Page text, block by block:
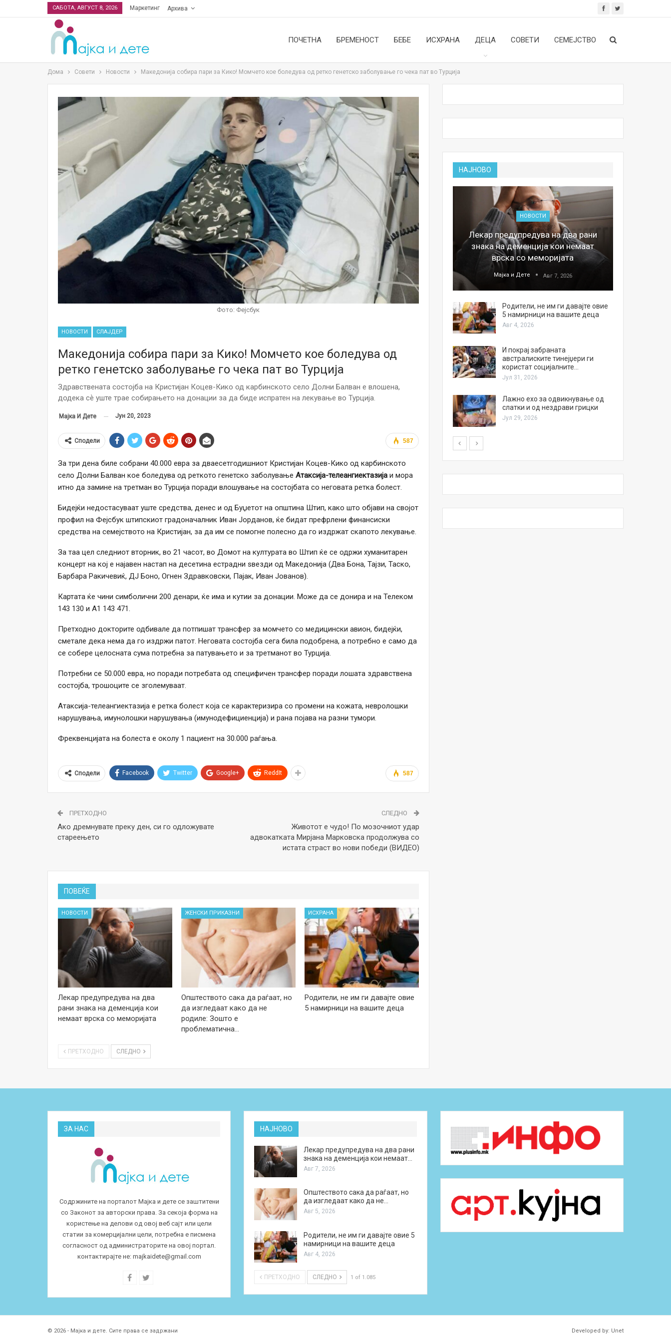
САБОТА, АВГУСТ 8, 2026 Маркетинг Архива
ПОЧЕТНА БРЕМЕНОСТ БЕБЕ ИСХРАНА ДЕЦА СОВЕТИ СЕМЕЈСТВО
Дома Совети Новости Македонија собира пари за Кико! Момчето кое боледува од ретко генетско заболување го чека пат во Турција
Фото: Фејсбук
НОВОСТИ СЛАЈДЕР
Македонија собира пари за Кико! Момчето кое боледува од
ретко генетско заболување го чека пат во Турција
Здравствената состојба на Кристијан Коцев-Кико од карбинското село Долни Балван е влошена,
додека сѐ уште трае собирањето на донации за да биде испратен на лекување во Турција.
Мајка И Дете Јун 20, 2023
587
Сподели
За три дена биле собрани 40.000 евра за дваесетгодишниот Кристијан Коцев-Кико од карбинското
село Долни Балван кое боледува од реткото генетско заболување Атаксија-телеангиектазија и мора
итно да замине на третман во Турција поради влошување на состојбата со неговата ретка болест.
Бидејќи недостасуваат уште средства, денес и од Буџетот на општина Штип, како што објави на својот
профил на Фејсбук штипскиот градоначалник Иван Јорданов, ќе бидат префрлени финансиски
средства на семејството на Кристијан, за да им се помогне полесно да го издржат скапото лекување.
За таа цел следниот вторник, во 21 часот, во Домот на културата во Штип ќе се одржи хуманитарен
концерт на кој е најавен настап на десетина естрадни ѕвезди од Македонија (Два Бона, Тајзи, Таско,
Барбара Ракичевиќ, ДЈ Боно, Огнен Здравковски, Пајак, Иван Јованов).
Картата ќе чини симболични 200 денари, ќе има и кутии за донации. Може да се донира и на Телеком
143 130 и А1 143 471.
Претходно докторите одбивале да потпишат трансфер за момчето со медицински авион, бидејќи,
сметале дека нема да го издржи патот. Неговата состојба сега била подобрена, а потребно е само да
се собере целосната сума потребна за патувањето и за третманот во Турција.
Потребни се 50.000 евра, но поради потребата од специфичен трансфер поради лошата здравствена
состојба, трошоците се зголемуваат.
Атаксија-телеангиектазија е ретка болест која се карактеризира со промени на кожата, невролошки
нарушувања, имунолошки нарушувања (имунодефициенција) и рана појава на разни тумори.
Фреквенцијата на болеста е околу 1 пациент на 30.000 раѓања.
587
Сподели Facebook Twitter Google+ ReddIt
ПРЕТХОДНО
Ако дремнувате преку ден, си го одложувате
стареењето
СЛЕДНО
Животот е чудо! По мозочниот удар
адвокатката Мирјана Марковска продолжува со
истата страст во нови победи (ВИДЕО)
ПОВЕЌЕ
НОВОСТИ
Лекар предупредува на два
рани знака на деменција кои
немаат врска со меморијата
ЖЕНСКИ ПРИКАЗНИ
Општеството сака да раѓаат, но
да изгледаат како да не
родиле: Зошто е
проблематична…
ИСХРАНА
Родители, не им ги давајте овие
5 намирници на вашите деца
ПРЕТХОДНО СЛЕДНО
НАЈНОВО
НОВОСТИ
Финците вложија милион евра во
кал, за посилен имунитет на децата
Мајка и Дете Јул 24, 2026
Малолетниците ќе бидат офлајн
Нов тест од крвта би можел да го
открие ризикот од Алцхајмер
многу…
Австралијка роди четири
НОВОСТИ
Лекар предупредува на два рани
знака на деменција кои немаат
врска со меморијата
Мајка и Дете Авг 7, 2026
Родители, не им ги давајте овие
5 намирници на вашите деца
Авг 4, 2026
И покрај забраната
австралиските тинејџери ги
користат социјалните…
Јул 31, 2026
Лажно ехо за одвикнување од
слатки и од нездрави грицки
Јул 29, 2026
ЗА НАС
Содржините на порталот Мајка и дете се заштитени
со Законот за авторски права. За секоја форма на
користење на делови од овој веб сајт или цели
статии за комерцијални цели, потребна е писмена
согласност од администраторите на овој портал.
контактирајте не: majkaidete@gmail.com
НАЈНОВО
Лекар предупредува на два рани
знака на деменција кои немаат…
Авг 7, 2026
Општеството сака да раѓаат, но
да изгледаат како да не…
Авг 5, 2026
Родители, не им ги давајте овие 5
намирници на вашите деца
Авг 4, 2026
ПРЕТХОДНО СЛЕДНО 1 of 1.085
© 2026 - Мајка и дете. Сите права се задржани Developed by: Unet